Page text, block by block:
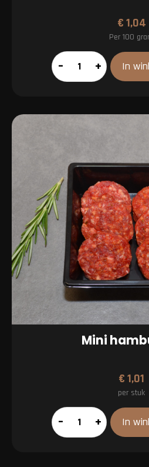
€1,04
Per 100
Mergpijp
aantal
– + In
Mini
€1,01
per stuk
Mini
hamburger
– + In